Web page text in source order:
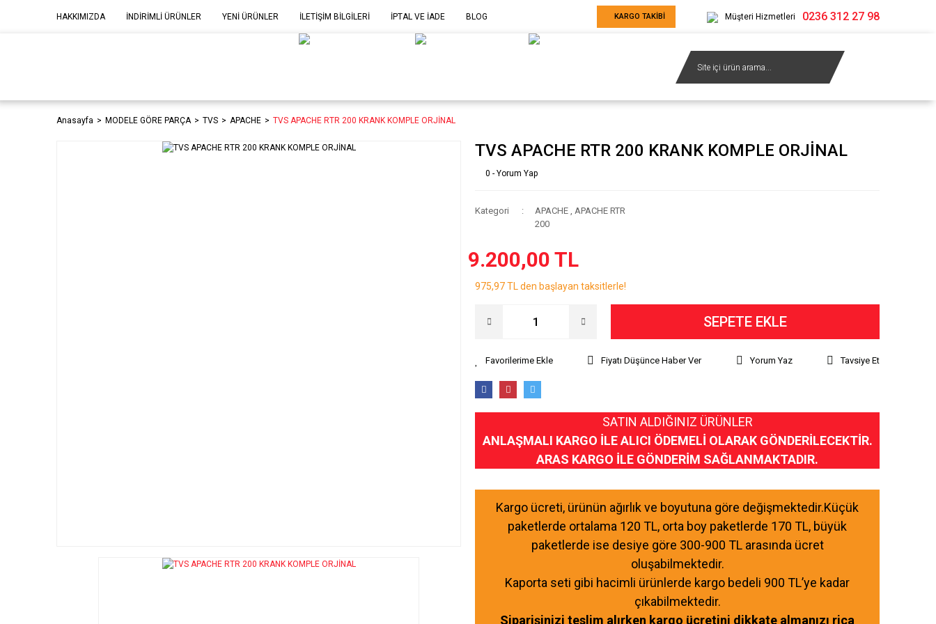
HAKKIMIZDA İNDİRİMLİ ÜRÜNLER YENİ ÜRÜNLER İLETİŞİM BİLGİLERİ İPTAL VE İADE BLOG KARGO TAKİBİ Müşteri Hizmetleri 0236 312 27 98
Anasayfa MODELE GÖRE PARÇA TVS APACHE TVS APACHE RTR 200 KRANK KOMPLE ORJİNAL
TVS APACHE RTR 200 KRANK KOMPLE ORJİNAL
0 - Yorum Yap
Kategori APACHE , APACHE RTR
200
9.200,00 TL
975,97 TL den başlayan taksitlerle!
SEPETE EKLE
Fiyatı Düşünce Haber Ver Yorum Yaz Tavsiye Et
SATIN ALDIĞINIZ ÜRÜNLER
ANLAŞMALI KARGO İLE ALICI ÖDEMELİ OLARAK GÖNDERİLECEKTİR.
ARAS KARGO İLE GÖNDERİM SAĞLANMAKTADIR.
Kargo ücreti, ürünün ağırlık ve boyutuna göre değişmektedir.Küçük
paketlerde ortalama 120 TL, orta boy paketlerde 170 TL, büyük
paketlerde ise desiye göre 300-900 TL arasında ücret
oluşabilmektedir.
Kaporta seti gibi hacimli ürünlerde kargo bedeli 900 TL’ye kadar
çıkabilmektedir.
Siparişinizi teslim alırken kargo ücretini dikkate almanızı rica